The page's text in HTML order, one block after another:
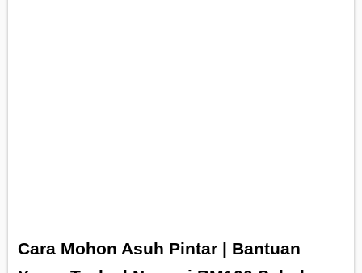
Cara Mohon Asuh Pintar | Bantuan